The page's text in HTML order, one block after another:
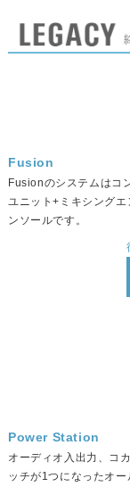
Fusion
Fusionのシステムはコ
ユニット+ミキシング
ンソールです。
Power Station
オーディオ入出力、コ
ッチが1つになったオー